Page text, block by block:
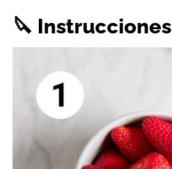
🔪 Instrucciones